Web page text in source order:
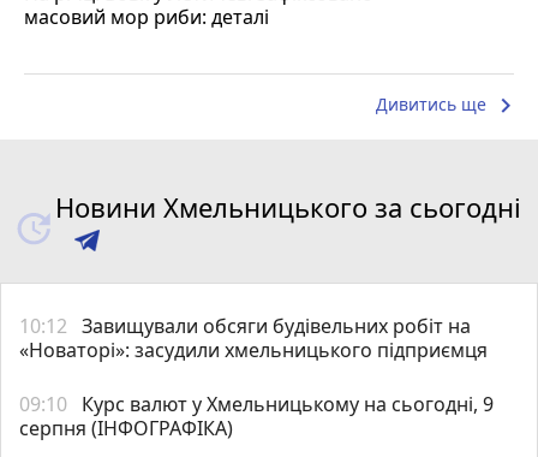
масовий мор риби: деталі
Дивитись ще keyboard_arrow_right
Новини Хмельницького за сьогодні
10:12 Завищували обсяги будівельних робіт на
«Новаторі»: засудили хмельницького підприємця
09:10 Курс валют у Хмельницькому на сьогодні, 9
серпня (ІНФОГРАФІКА)